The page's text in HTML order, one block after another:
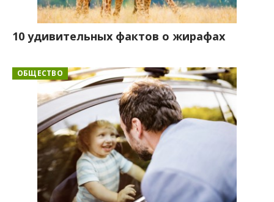
10 удивительных фактов о жирафах
ОБЩЕСТВО